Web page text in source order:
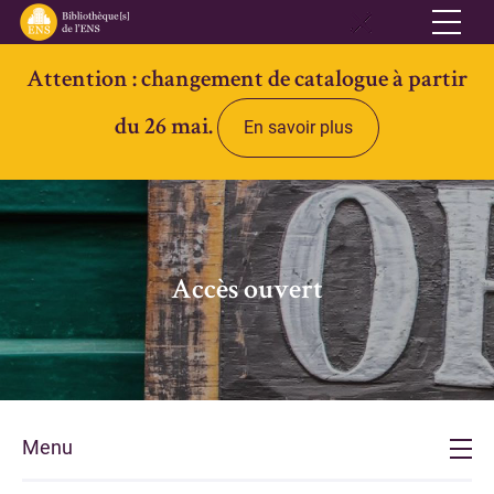
Réseau
Qui sommes-nous
Informations pratiques
Contacts
Accès ouvert
Bibliothèques
Bibliothèque des Lettres et Sciences humaines et sociales Ulm-
Jourdan
Attention : changement de catalogue à partir
du 26 mai.
En savoir plus
Accès ouvert
Menu